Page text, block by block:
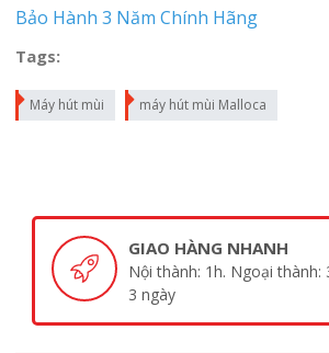
Bảo Hành 3 Năm Chính Hãng
Tags:
Máy hút mùi máy hút mùi Malloca
GIAO HÀNG NHANH
Nội thành: 1h. Ngoại thành:
3 ngày